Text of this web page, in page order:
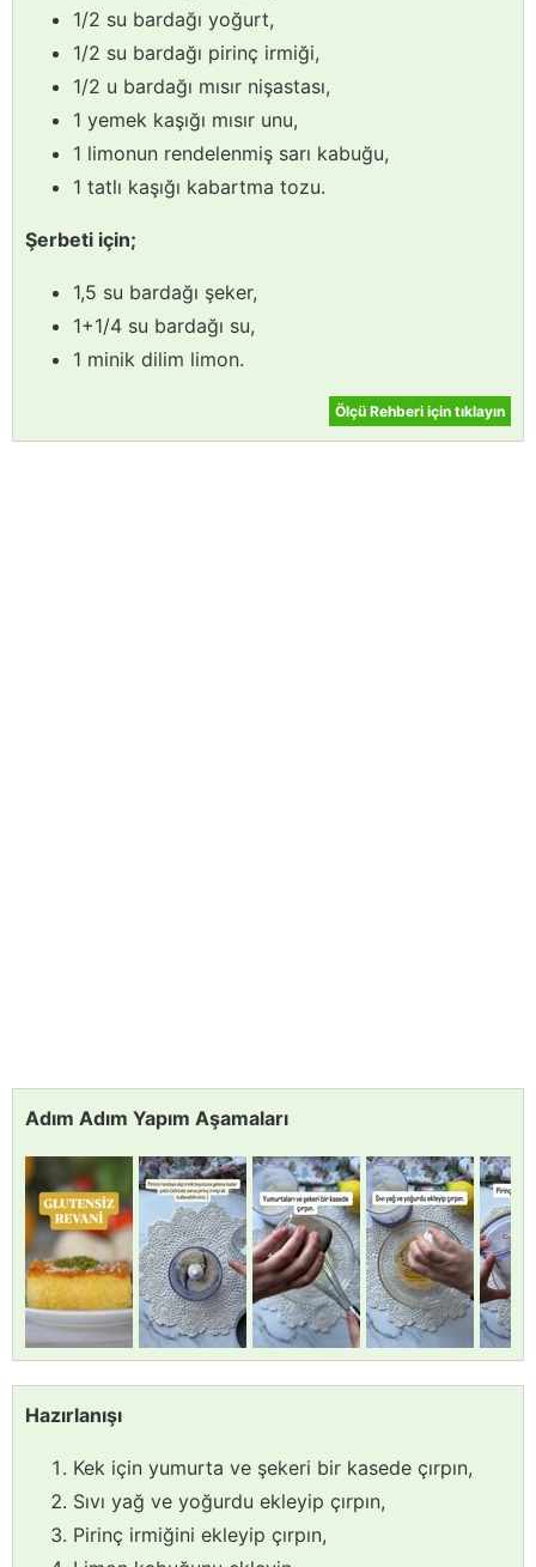
1/2 su bardağı yoğurt,
1/2 su bardağı pirinç irmiği,
1/2 u bardağı mısır nişastası,
1 yemek kaşığı mısır unu,
1 limonun rendelenmiş sarı kabuğu,
1 tatlı kaşığı kabartma tozu.
Şerbeti için;
1,5 su bardağı şeker,
1+1/4 su bardağı su,
1 minik dilim limon.
Ölçü Rehberi için tıklayın
Adım Adım Yapım Aşamaları
Hazırlanışı
Kek için yumurta ve şekeri bir kasede çırpın,
Sıvı yağ ve yoğurdu ekleyip çırpın,
Pirinç irmiğini ekleyip çırpın,